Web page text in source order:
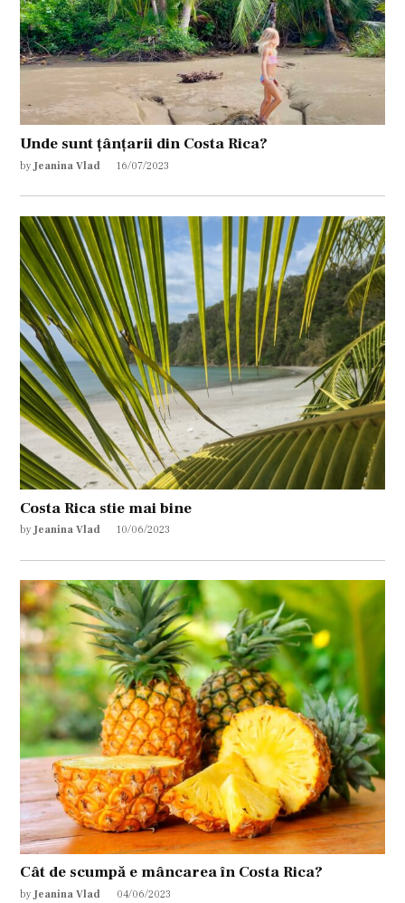
Unde sunt țânțarii din Costa Rica?
by Jeanina Vlad 16/07/2023
Costa Rica stie mai bine
by Jeanina Vlad 10/06/2023
Cât de scumpă e mâncarea în Costa Rica?
by Jeanina Vlad 04/06/2023